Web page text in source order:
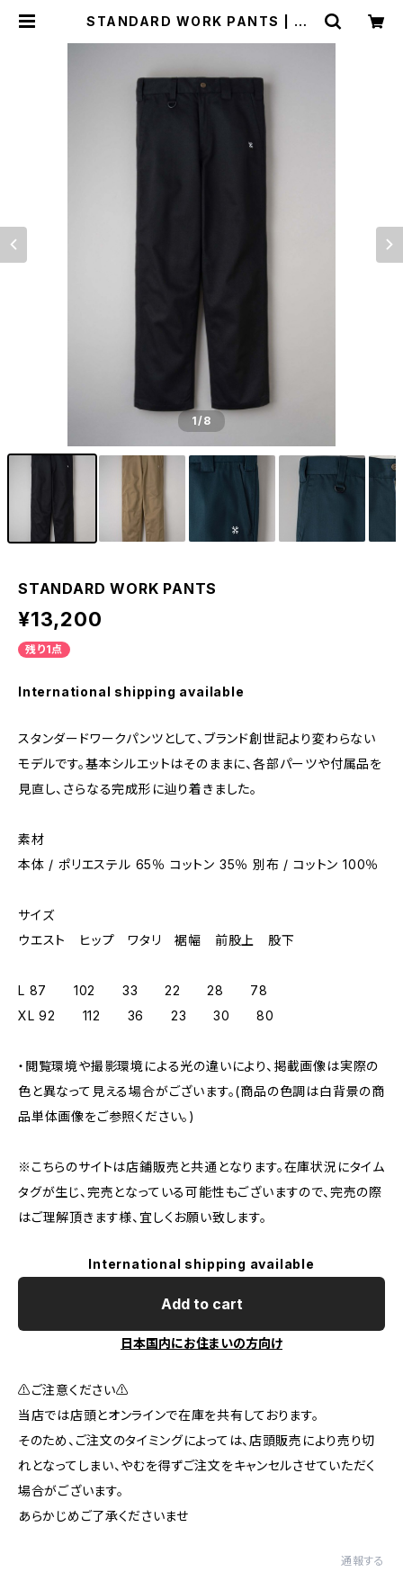
STANDARD WORK PANTS | Mo
1/8
STANDARD WORK PANTS
¥13,200
残り1点
International shipping available
スタンダードワークパンツとして、ブランド創世記より変わらない
モデルです。基本シルエットはそのままに、各部パーツや付属品を
見直し、さらなる完成形に辿り着きました。
素材
本体 / ポリエステル 65％ コットン 35％ 別布 / コットン 100％
サイズ
ウエスト ヒップ ワタリ 裾幅 前股上 股下
L 87 102 33 22 28 78
XL 92 112 36 23 30 80
・閲覧環境や撮影環境による光の違いにより、掲載画像は実際の
色と異なって見える場合がございます。(商品の色調は白背景の商
品単体画像をご参照ください。)
※こちらのサイトは店鋪販売と共通となります。在庫状況にタイム
タグが生じ、完売となっている可能性もございますので、完売の際
はご理解頂きます様、宜しくお願い致します。
International shipping available
Add to cart
日本国内にお住まいの方向け
⚠️ご注意ください⚠️
当店では店頭とオンラインで在庫を共有しております。
そのため、ご注文のタイミングによっては、店頭販売により売り切
れとなってしまい、やむを得ずご注文をキャンセルさせていただく
場合がございます。
あらかじめご了承くださいませ
通報する